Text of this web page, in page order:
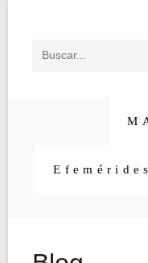
contenidoBuscar